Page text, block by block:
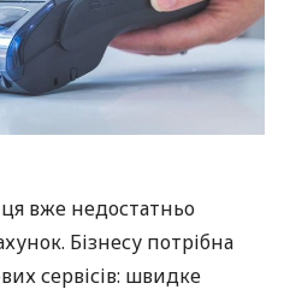
вже недостатньо
Бізнесу потрібна
сервісів: швидке